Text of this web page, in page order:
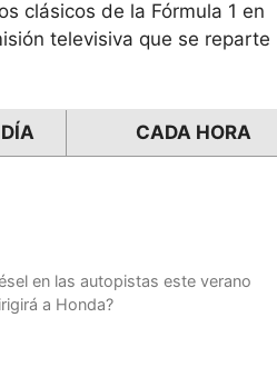
clásicos de la Fórmula 1 en
televisiva que se reparte
DÍA CADA HORA
en las autopistas este verano
a Honda?